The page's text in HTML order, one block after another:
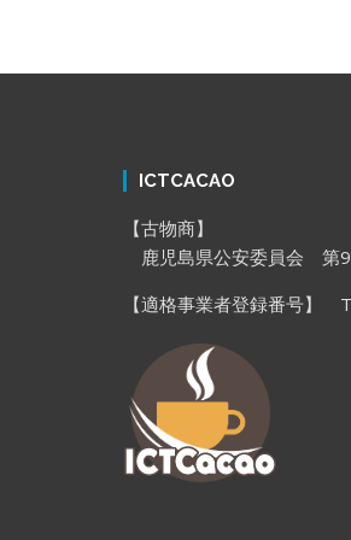
ICTCACAO
【古物商】
鹿児島県公安委員会 第
【適格事業者登録番号】